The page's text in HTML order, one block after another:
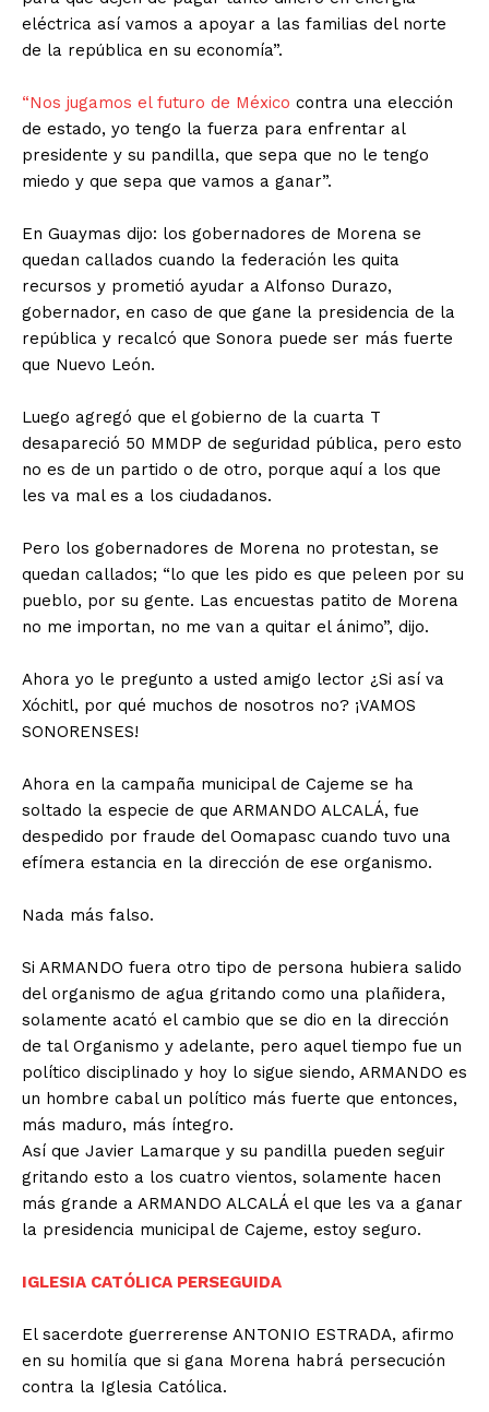
eléctrica así vamos a apoyar a las familias del norte
de la república en su economía”.
“Nos jugamos el futuro de México contra una elección
de estado, yo tengo la fuerza para enfrentar al
presidente y su pandilla, que sepa que no le tengo
miedo y que sepa que vamos a ganar”.
En Guaymas dijo: los gobernadores de Morena se
quedan callados cuando la federación les quita
recursos y prometió ayudar a Alfonso Durazo,
gobernador, en caso de que gane la presidencia de la
república y recalcó que Sonora puede ser más fuerte
que Nuevo León.
Luego agregó que el gobierno de la cuarta T
desapareció 50 MMDP de seguridad pública, pero esto
no es de un partido o de otro, porque aquí a los que
les va mal es a los ciudadanos.
Pero los gobernadores de Morena no protestan, se
quedan callados; “lo que les pido es que peleen por su
pueblo, por su gente. Las encuestas patito de Morena
no me importan, no me van a quitar el ánimo”, dijo.
Ahora yo le pregunto a usted amigo lector ¿Si así va
Xóchitl, por qué muchos de nosotros no? ¡VAMOS
SONORENSES!
Ahora en la campaña municipal de Cajeme se ha
soltado la especie de que ARMANDO ALCALÁ, fue
despedido por fraude del Oomapasc cuando tuvo una
efímera estancia en la dirección de ese organismo.
Nada más falso.
Si ARMANDO fuera otro tipo de persona hubiera salido
del organismo de agua gritando como una plañidera,
solamente acató el cambio que se dio en la dirección
de tal Organismo y adelante, pero aquel tiempo fue un
político disciplinado y hoy lo sigue siendo, ARMANDO es
un hombre cabal un político más fuerte que entonces,
más maduro, más íntegro.
Así que Javier Lamarque y su pandilla pueden seguir
gritando esto a los cuatro vientos, solamente hacen
más grande a ARMANDO ALCALÁ el que les va a ganar
la presidencia municipal de Cajeme, estoy seguro.
IGLESIA CATÓLICA PERSEGUIDA
El sacerdote guerrerense ANTONIO ESTRADA, afirmo
en su homilía que si gana Morena habrá persecución
contra la Iglesia Católica.